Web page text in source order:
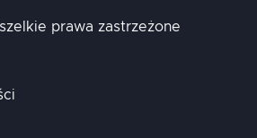
prawa zastrzeżone